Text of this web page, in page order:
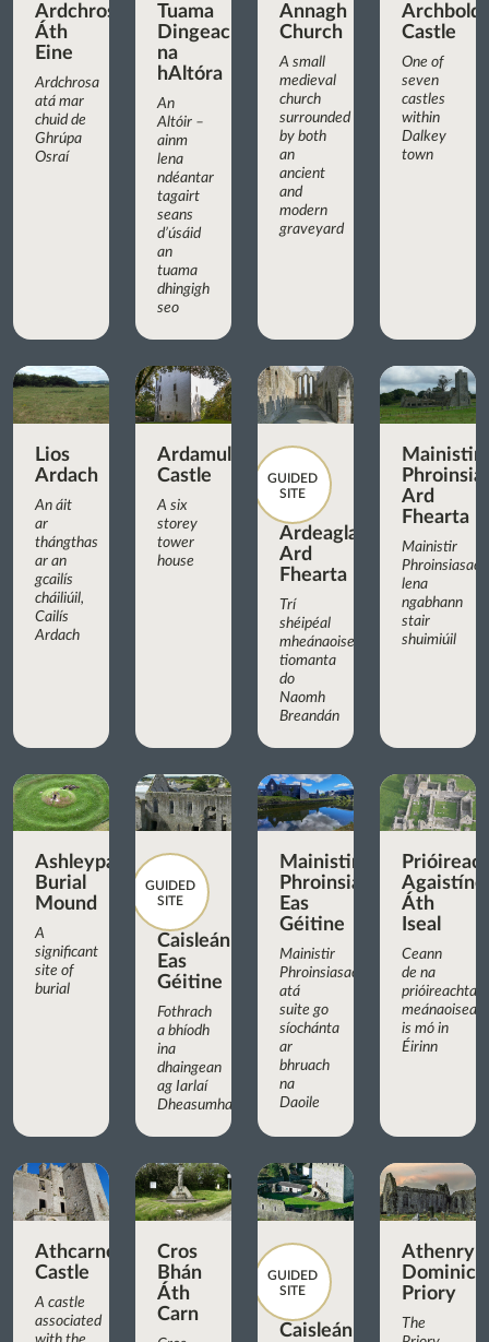
Ardchrosa
Áth
Eine
Ardchrosa
atá mar
chuid de
Ghrúpa
Osraí
Tuama
Dingeach
na
hAltóra
An
Altóir –
ainm
lena
ndéantar
tagairt
seans
d’úsáid
an
tuama
dhingigh
seo
Annagh
Church
A small
medieval
church
surrounded
by both
an
ancient
and
modern
graveyard
Castle
One of
seven
castles
within
Dalkey
town
Lios
Ardach
An áit
ar
thángthas
ar an
gcailís
cháiliúil,
Cailís
Ardach
Ardamullivan
Castle
A six
storey
tower
house
GUIDED
SITE
Ardeaglais
Ard
Fhearta
Trí
shéipéal
mheánaoiseacha
tiomanta
do
Naomh
Breandán
Mainistir
Ard
Fhearta
Mainistir
Phroinsiasach
lena
ngabhann
stair
shuimiúil
Ashleypark
Burial
Mound
A
significant
site of
burial
GUIDED
SITE
Caisleán
Eas
Géitine
Fothrach
a bhíodh
ina
dhaingean
ag Iarlaí
Dheasumhan
Mainistir
Phroinsiasach
Eas
Géitine
Mainistir
Phroinsiasach
atá
suite go
síochánta
ar
bhruach
na
Daoile
Áth
Iseal
Ceann
de na
prióireachtaí
is mó in
Éirinn
Athcarne
Castle
A castle
associated
Cros
Bhán
Áth
Carn
GUIDED
SITE
Caisleán
Athenry
Priory
The